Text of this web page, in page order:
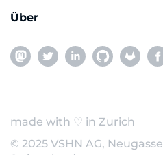
Über
© 2025 VSHN AG,
made with ♡ in Zurich